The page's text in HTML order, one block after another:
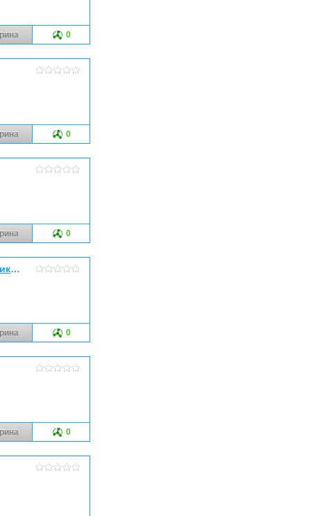
0
0
0
White House - Пластиковые окна в Самаре по низким ценам! (Никонов А.А., ИП)
0
0